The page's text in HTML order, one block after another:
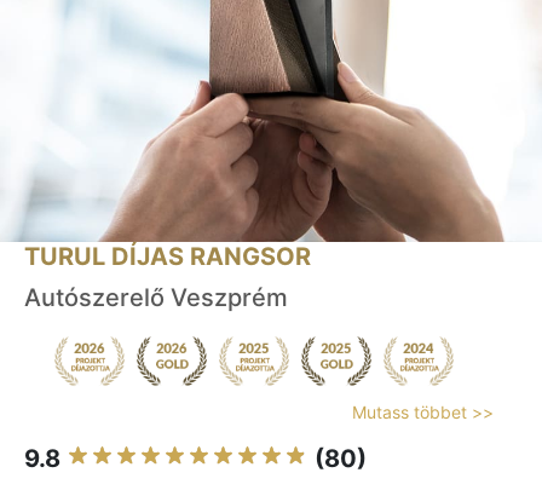
TURUL DÍJAS RANGSOR
Autószerelő Veszprém
Mutass többet >>
9.8 (80)